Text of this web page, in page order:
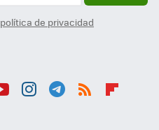
política de privacidad